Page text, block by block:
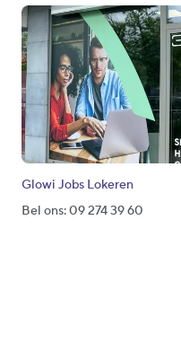
Glowi Jobs Lokeren
Bel ons: 09 274 39 60